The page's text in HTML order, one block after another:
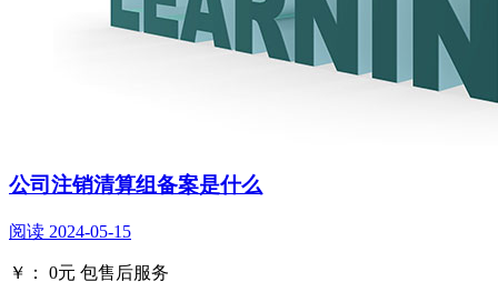
公司注销清算组备案是什么
阅读 2024-05-15
￥： 0元 包售后服务